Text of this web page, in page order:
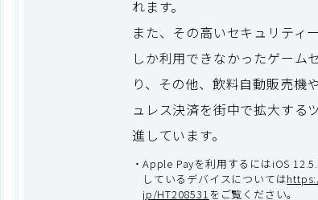
れます。
また、その高いセキュリティ
しか利用できなかったゲーム
り、その他、飲料自動販売機
ュレス決済を街中で拡大する
進しています。
Apple Payを利用するにはiOS
しているデバイスについては
jp/HT208531 をご覧ください。